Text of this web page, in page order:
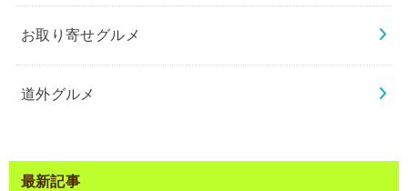
お取り寄せグルメ
道外グルメ
最新記事